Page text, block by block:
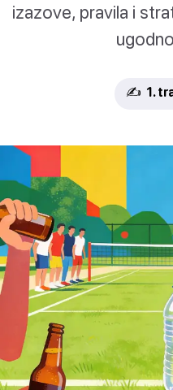
izazove, pravila i
✍️ 1.